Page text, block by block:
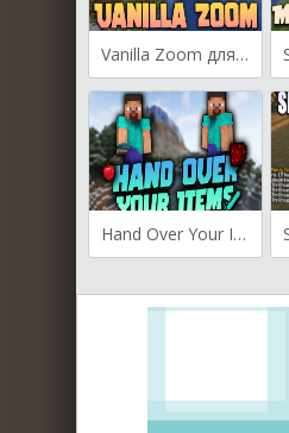
Vanilla Zoom для Майнкрафт [1.20.4, 1.20.2, 1.20.1]
Hand Over Your Items для Майнкрафт [1.20.2, 1.20.1, 1.20]